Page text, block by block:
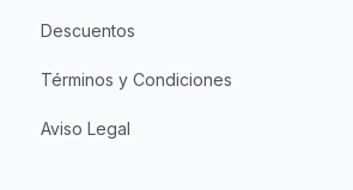
Descuentos
Términos y Condiciones
Aviso Legal